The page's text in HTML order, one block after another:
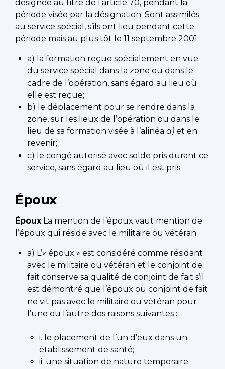
désignée au titre de l’article 70, pendant la
période visée par la désignation. Sont assimilés
au service spécial, s’ils ont lieu pendant cette
période mais au plus tôt le 11 septembre 2001 :
a) la formation reçue spécialement en vue
du service spécial dans la zone ou dans le
cadre de l’opération, sans égard au lieu où
elle est reçue;
b) le déplacement pour se rendre dans la
zone, sur les lieux de l’opération ou dans le
lieu de sa formation visée à l’alinéa a) et en
revenir;
c) le congé autorisé avec solde pris durant ce
service, sans égard au lieu où il est pris.
Époux
Époux La mention de l’époux vaut mention de
l’époux qui réside avec le militaire ou vétéran.
a) L’« époux » est considéré comme résidant
avec le militaire ou vétéran et le conjoint de
fait conserve sa qualité de conjoint de fait s’il
est démontré que l’époux ou conjoint de fait
ne vit pas avec le militaire ou vétéran pour
l’une ou l’autre des raisons suivantes :
i. le placement de l’un d’eux dans un
établissement de santé;
ii. une situation de nature temporaire;